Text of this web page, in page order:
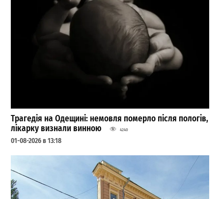
Трагедія на Одещині: немовля померло після пологів,
лікарку визнали винною
4240
01-08-2026 в 13:18